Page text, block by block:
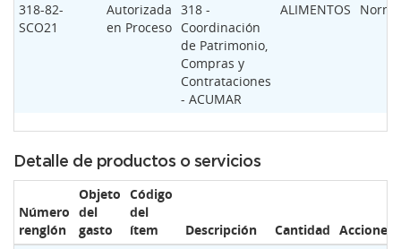
318-82-
SCO21
Autorizada
en Proceso
318 -
Coordinación
de Patrimonio,
Compras y
Contrataciones
- ACUMAR
ALIMENTOS
Detalle de productos o servicios
Número
renglón
Objeto
del
gasto
Código
del
ítem
Descripción Cantidad Acciones